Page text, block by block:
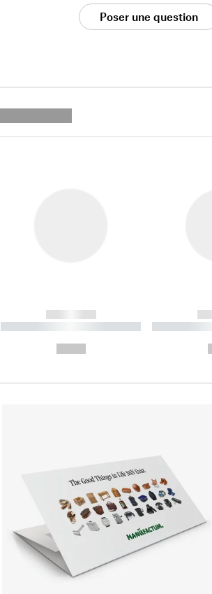
Poser une question
------------
----------- ----------- ----------
-----------